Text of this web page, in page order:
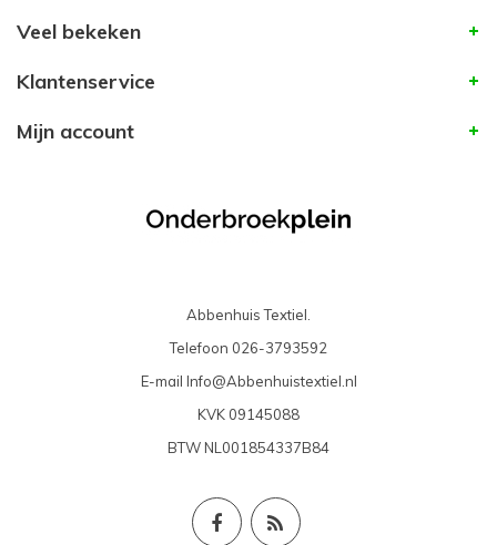
Veel bekeken
Klantenservice
Mijn account
Abbenhuis Textiel.
Telefoon 026-3793592
E-mail Info@Abbenhuistextiel.nl
KVK 09145088
BTWNL001854337B84